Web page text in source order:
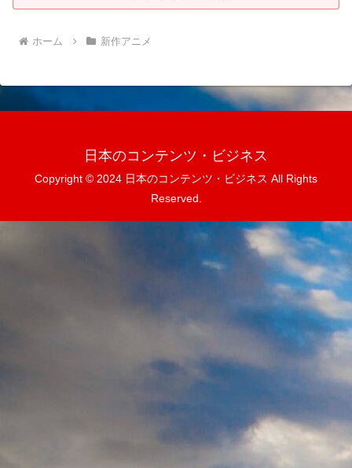
ホーム 新作アニメ
日本のコンテンツ・ビジネス
Copyright © 2024 日本のコンテンツ・ビジネス All Rights
Reserved.